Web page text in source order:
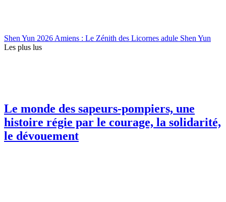
Shen Yun 2026 Amiens : Le Zénith des Licornes adule Shen Yun
Les plus lus
Le monde des sapeurs-pompiers, une
histoire régie par le courage, la solidarité,
le dévouement